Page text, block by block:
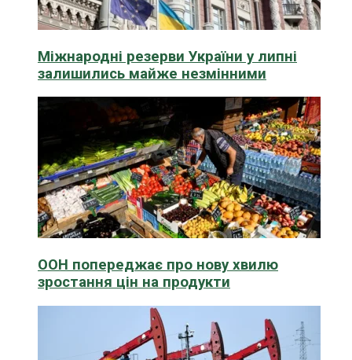
Міжнародні резерви України у липні
залишились майже незмінними
ООН попереджає про нову хвилю
зростання цін на продукти